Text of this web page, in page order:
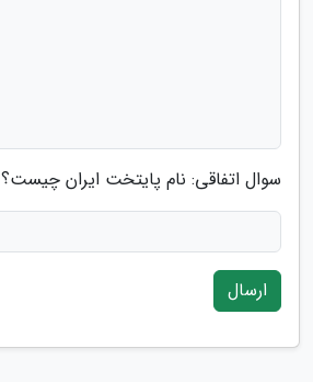
سوال اتفاقی: نام پایتخت ایران چیست؟
ارسال